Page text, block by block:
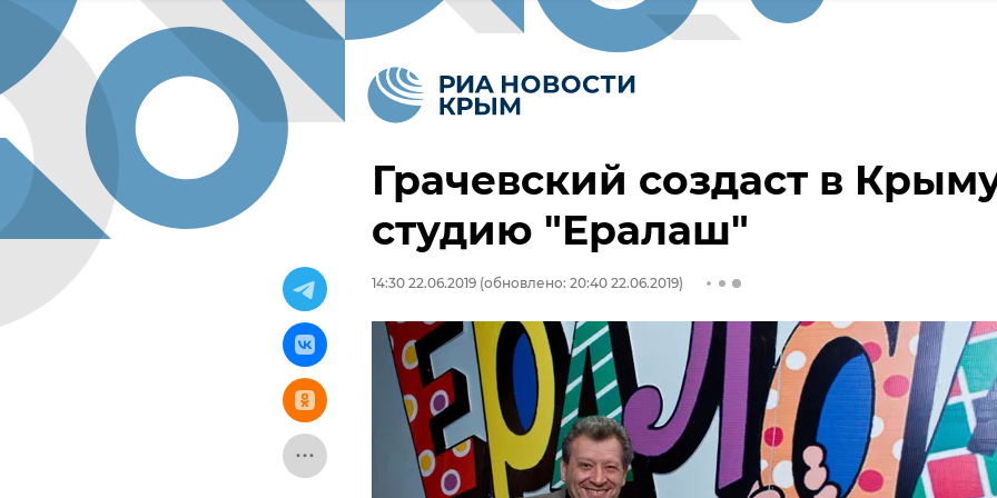
Грачевский создаст в
студию "Ералаш"
14:30 22.06.2019 (обновлено: 20:40 22.06.2019)